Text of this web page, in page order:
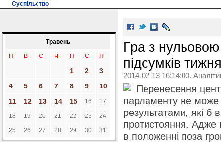
Суспільство
Травень
П В С Ч П С Н
1 2
3
4
5 6 7 8 9
10
11
12 13 14 15 16 17
18 19 20 21 22 23 24
25 26 27 28 29 30 31
Гра з
підсумків тижня
2014-02-13 16:14:00.
Перенесення
парламенту не може
результатами, які б
протистояння. Адже
в положенні поза